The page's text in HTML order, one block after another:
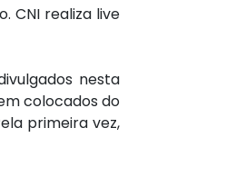
CNI realiza live
nesta
colocados do
primeira vez,